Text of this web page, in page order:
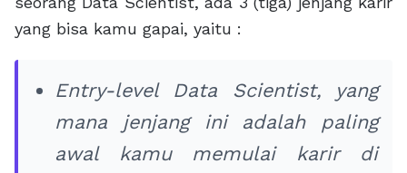
yang bisa kamu gapai, yaitu :
Entry-level Data Scientist, yang
mana jenjang ini adalah paling
awal kamu memulai karir di